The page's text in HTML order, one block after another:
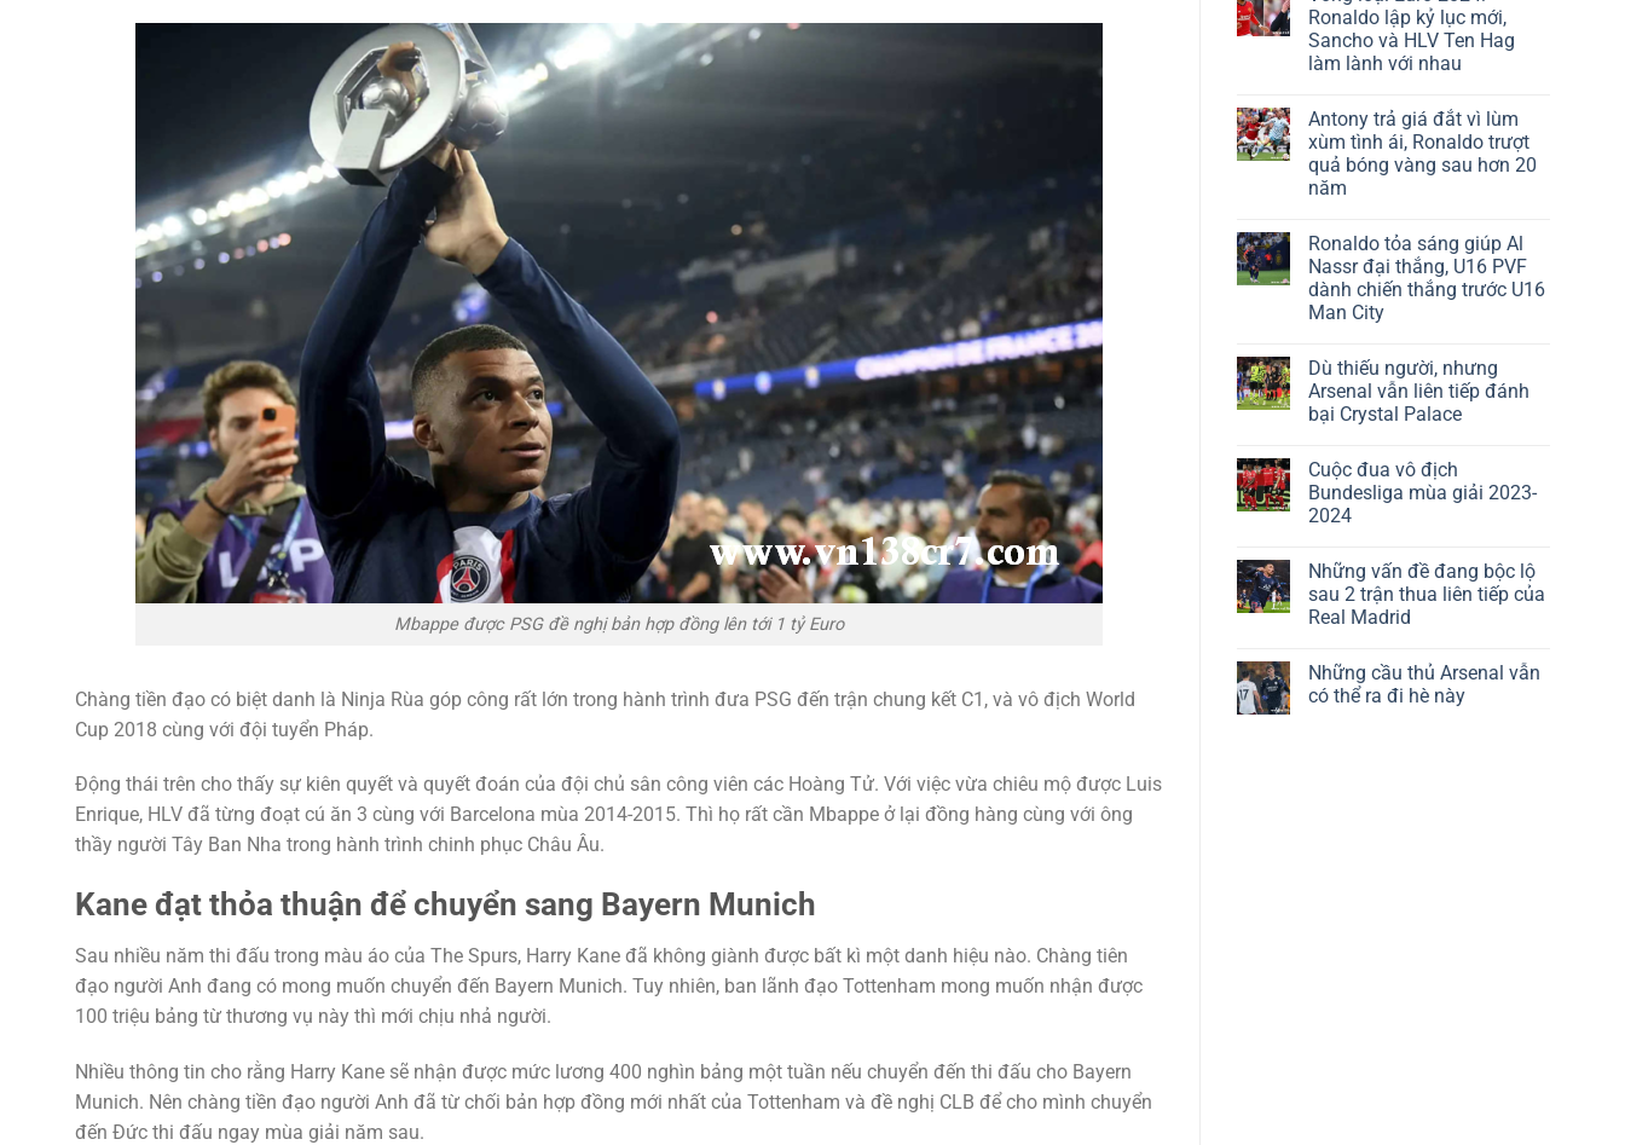
Mbappe được PSG đề nghị bản hợp đồng lên tới 1 tỷ Euro
Chàng tiền đạo có biệt danh là Ninja Rùa góp công rất lớn trong hành trình đưa PSG đến trận chung kết C1, và vô địch World
Cup 2018 cùng với đội tuyển Pháp.
Động thái trên cho thấy sự kiên quyết và quyết đoán của đội chủ sân công viên các Hoàng Tử. Với việc vừa chiêu mộ được Luis
Enrique, HLV đã từng đoạt cú ăn 3 cùng với Barcelona mùa 2014-2015. Thì họ rất cần Mbappe ở lại đồng hàng cùng với ông
thầy người Tây Ban Nha trong hành trình chinh phục Châu Âu.
Kane đạt thỏa thuận để chuyển sang Bayern Munich
Sau nhiều năm thi đấu trong màu áo của The Spurs, Harry Kane đã không giành được bất kì một danh hiệu nào. Chàng tiên
đạo người Anh đang có mong muốn chuyển đến Bayern Munich. Tuy nhiên, ban lãnh đạo Tottenham mong muốn nhận được
100 triệu bảng từ thương vụ này thì mới chịu nhả người.
Nhiều thông tin cho rằng Harry Kane sẽ nhận được mức lương 400 nghìn bảng một tuần nếu chuyển đến thi đấu cho Bayern
Munich. Nên chàng tiền đạo người Anh đã từ chối bản hợp đồng mới nhất của Tottenham và đề nghị CLB để cho mình chuyển
đến Đức thi đấu ngay mùa giải năm sau.
Ronaldo lập kỷ lục mới,
Sancho và HLV Ten Hag
làm lành với nhau
Antony trả giá đắt vì lùm
xùm tình ái, Ronaldo trượt
quả bóng vàng sau hơn 20
năm
Ronaldo tỏa sáng giúp Al
Nassr đại thắng, U16 PVF
dành chiến thắng trước U16
Man City
Dù thiếu người, nhưng
Arsenal vẫn liên tiếp đánh
bại Crystal Palace
Cuộc đua vô địch
Bundesliga mùa giải 2023-
2024
Những vấn đề đang bộc lộ
sau 2 trận thua liên tiếp của
Real Madrid
Những cầu thủ Arsenal vẫn
có thể ra đi hè này